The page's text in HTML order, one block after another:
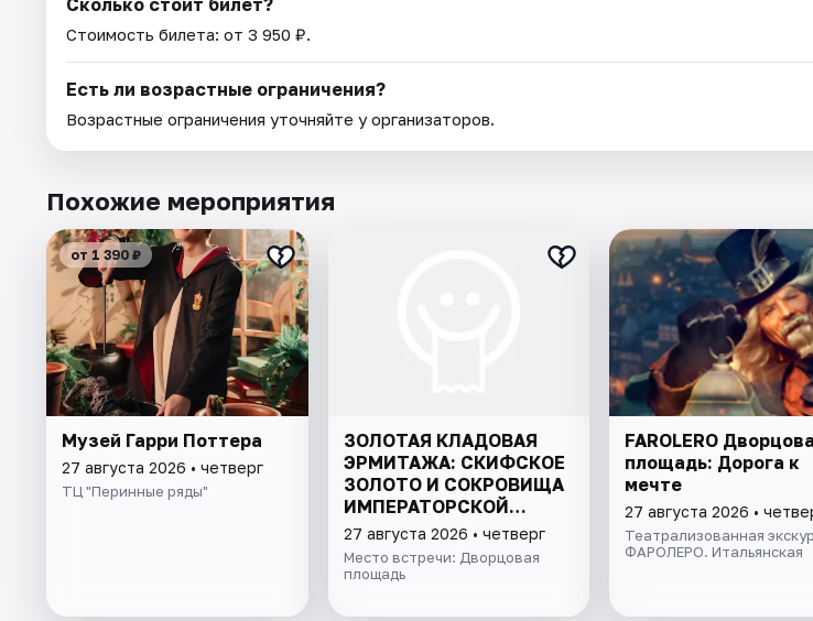
Сколько стоит билет?
Стоимость билета: от 3 950 ₽.
Есть ли возрастные ограничения?
Возрастные ограничения уточняйте у организаторов.
Похожие мероприятия
от 1 390 ₽
Музей Гарри Поттера
27 августа 2026 • четверг
ТЦ "Перинные ряды"
ЗОЛОТАЯ КЛАДОВАЯ
ЭРМИТАЖА: СКИФСКОЕ
ЗОЛОТО И СОКРОВИЩА
ИМПЕРАТОРСКОЙ
КОЛЛЕКЦИИ
27 августа 2026 • четверг
Место встречи: Дворцовая
площадь
FAROLERO
площадь: Дорога к
мечте
27 августа 2026 •
Театрализованная
ФАРОЛЕРО. Итальянская